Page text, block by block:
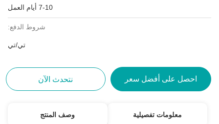
7-10 أيام العمل
شروط الدفع:
تي/تي
احصل على أفضل سعر نتحدث الآن
معلومات تفصيلية وصف المنتج